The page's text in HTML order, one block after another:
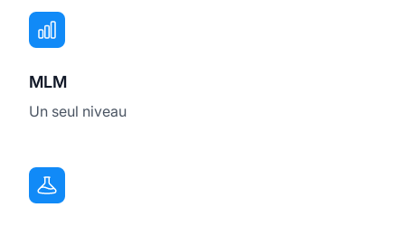
MLM
Un seul niveau